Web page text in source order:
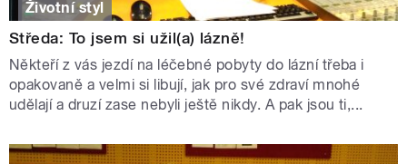
Životní styl
Středa: To jsem si užil(a) lázně!
Někteří z vás jezdí na léčebné pobyty do lázní třeba i
opakovaně a velmi si libují, jak pro své zdraví mnohé
udělají a druzí zase nebyli ještě nikdy. A pak jsou ti,...